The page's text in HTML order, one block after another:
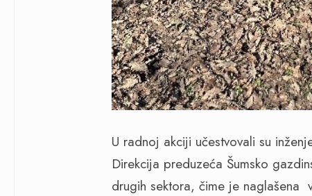
U radnoj akciji učestvovali su
Direkcija preduzeća Šumsko
drugih sektora, čime je naglašena